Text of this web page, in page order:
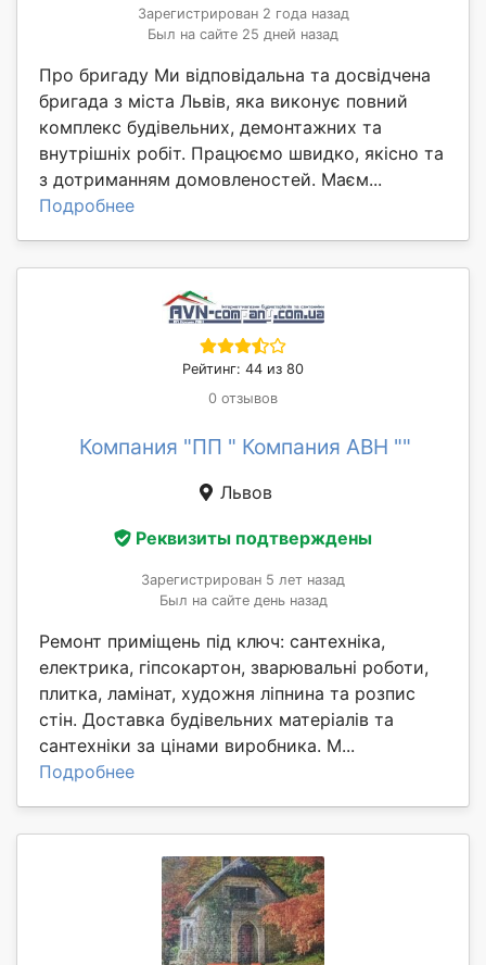
Зарегистрирован 2 года назад
Был на сайте 25 дней назад
Про бригаду Ми відповідальна та досвідчена
бригада з міста Львів, яка виконує повний
комплекс будівельних, демонтажних та
внутрішніх робіт. Працюємо швидко, якісно та
з дотриманням домовленостей. Маєм...
Подробнее
Рейтинг: 44 из 80
0 отзывов
Компания "ПП " Компания АВН ""
Львов
Реквизиты подтверждены
Зарегистрирован 5 лет назад
Был на сайте день назад
Ремонт приміщень під ключ: сантехніка,
електрика, гіпсокартон, зварювальні роботи,
плитка, ламінат, художня ліпнина та розпис
стін. Доставка будівельних матеріалів та
сантехніки за цінами виробника. М...
Подробнее